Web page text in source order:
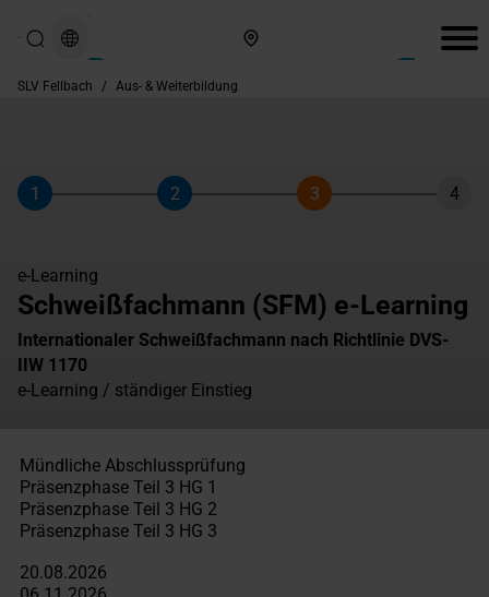
SLV Fellbach / Aus- & Weiterbildung
Schritt
1
Schritt
2
Schritt
3 4
e-Learning
Schweißfachmann (SFM) e-Learning
Internationaler Schweißfachmann nach Richtlinie DVS-
IIW 1170
e-Learning / ständiger Einstieg